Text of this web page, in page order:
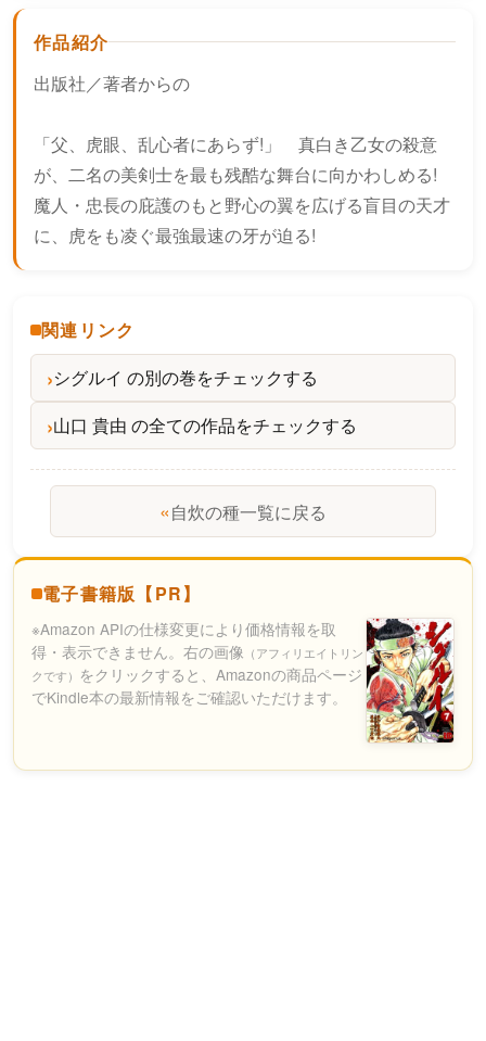
作品紹介
出版社／著者からの
「父、虎眼、乱心者にあらず!」 真白き乙女の殺意
が、二名の美剣士を最も残酷な舞台に向かわしめる!
魔人・忠長の庇護のもと野心の翼を広げる盲目の天才
に、虎をも凌ぐ最強最速の牙が迫る!
関連リンク
シグルイ の別の巻をチェックする
山口 貴由 の全ての作品をチェックする
«自炊の種一覧に戻る
電子書籍版【PR】
※Amazon APIの仕様変更により価格情報を取
得・表示できません。右の画像 （アフィリエイトリン
クです） をクリックすると、Amazonの商品ページ
でKindle本の最新情報をご確認いただけます。